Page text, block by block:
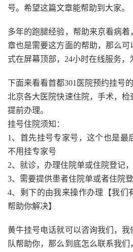
号。希望这篇文章能帮助到大家。
多年的跑腿经验，帮助来京看病
章也是需要这方面的帮助，那么
式在屏幕顶部，24小时在线服务，
下面来看看首都301医院预约挂号的
北京各大医院快速住院，手术，
提前办理。
挂号住院须知：
1、首先挂号专家号，这个也是最
不用挂专家号
2、就诊，办理住院单或住院登记
3、需要提供患者住院单或者住院
4、剩下的由我来操作办理【我们
帮助你解决】
黄牛挂号电话就可以咨询我们，我
队帮助你，那么到底怎么联系我们